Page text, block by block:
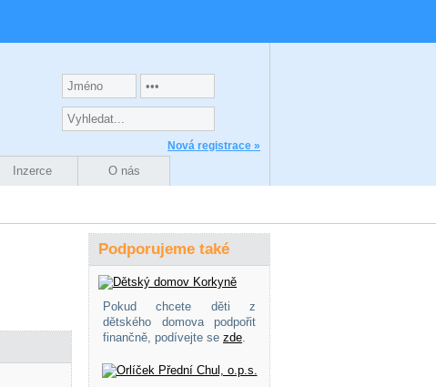
Nová registrace »
Inzerce O nás
Podporujeme také
Pokud chcete děti z
dětského domova podpořit
finančně, podívejte se zde.